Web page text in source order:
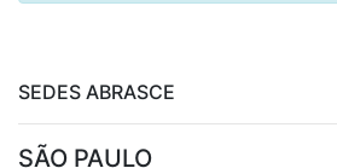
SEDES ABRASCE
SÃO PAULO